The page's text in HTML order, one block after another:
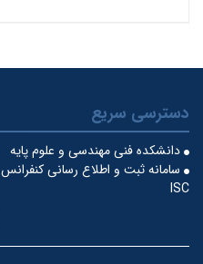
دسترسی سریع
دانشکده فنی مهندسی و علوم پایه
سامانه ثبت و اطلاع رسانی کنفرانس
ISC